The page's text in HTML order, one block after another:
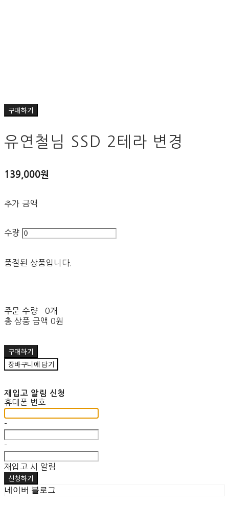
구매하기
유연철님 SSD 2테라 변경
139,000원
추가 금액
수량
품절된 상품입니다.
주문 수량
0개
총 상품 금액 0원
구매하기
장바구니에 담기
재입고 알림 신청
휴대폰 번호
-
-
재입고 시 알림
신청하기
네이버 블로그